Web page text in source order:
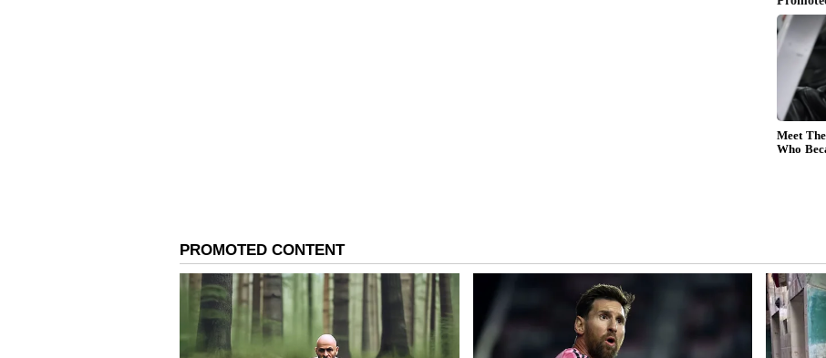
Image Credit :